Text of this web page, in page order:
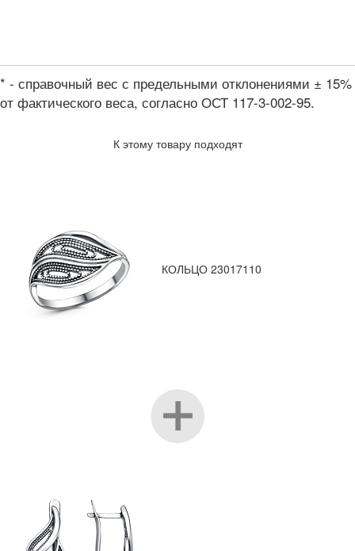
* - справочный вес с предельными отклонениями ± 15%
от фактического веса, согласно ОСТ 117-3-002-95.
К этому товару подходят
КОЛЬЦО 23017110